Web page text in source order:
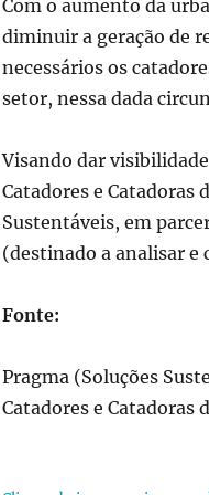
Com o aumento da
diminuir a geração de
necessários os
setor, nessa dada
Visando dar
Catadores e Catadoras
Sustentáveis, em
(destinado a analisar e
Fonte:
Pragma (Soluções
Catadores e Catadoras